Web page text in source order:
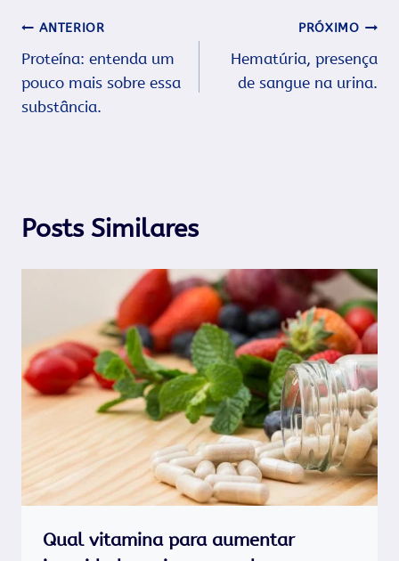
Navegação
de
Post
ANTERIOR
Proteína: entenda um
pouco mais sobre essa
substância.
PRÓXIMO
Hematúria, presença
de sangue na urina.
Posts Similares
Qual vitamina para aumentar